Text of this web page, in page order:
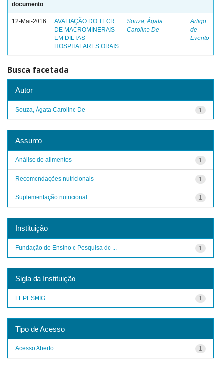
documento
12-Mai-2016
AVALIAÇÃO DO TEOR
DE MACROMINERAIS
EM DIETAS
HOSPITALARES ORAIS
Souza, Ágata
Caroline De
Artigo
de
Evento
Busca facetada
Autor
1
Souza, Ágata Caroline De
Assunto
1
Análise de alimentos
1
Recomendações nutricionais
1
Suplementação nutricional
Instituição
1
Fundação de Ensino e Pesquisa do ...
Sigla da Instituição
1
FEPESMIG
Tipo de Acesso
1
Acesso Aberto